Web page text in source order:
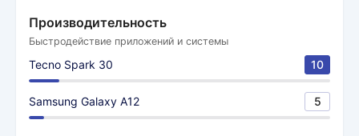
Производительность
Быстродействие приложений и системы
Tecno Spark 30 10
Samsung Galaxy A12 5